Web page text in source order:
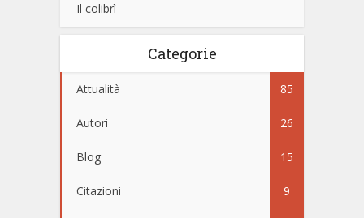
Il colibrì
Categorie
Attualità 85
Autori 26
Blog 15
Citazioni 9